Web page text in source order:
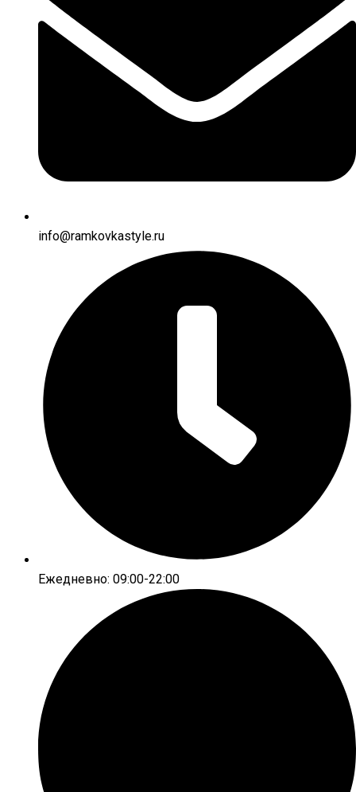
info@ramkovkastyle.ru
Ежедневно: 09:00-22:00